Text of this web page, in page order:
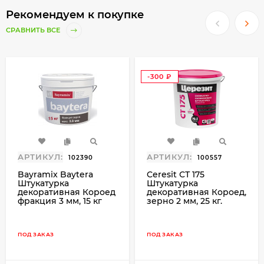
Нанесение:
При необходимости тонировать.
Допускается добавление воды до 2% от
общей массы.
В процессе нанесения материал также
необходимо периодически перемешивать.
Decostone наносить кельмой из
нержавеющей стали или тёркой с
Рекомендуем к покупке
СРАВНИТЬ ВСЕ
АРТИКУЛ: 102390
Bayramix Baytera
Штукатурка
декоративная Короед
фракция 3 мм, 15 кг
ПОД ЗАКАЗ
-300
АРТИКУЛ: 100557
Ceresit СТ 175
Штукатурка
декоративная Короед,
зерно 2 мм, 25 кг.
ПОД ЗАКАЗ